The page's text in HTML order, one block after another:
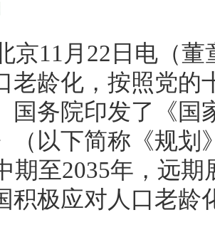
京11月22日电（
老龄化，按照党的
国务院印发了《国
（以下简称《规划
期至2035年，远
积极应对人口老龄